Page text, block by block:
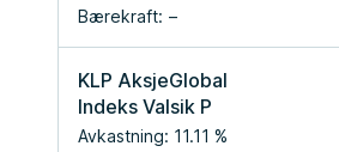
Bærekraft:
KLP AksjeGlobal
Indeks Valsik P
Avkastning: 11.11 %